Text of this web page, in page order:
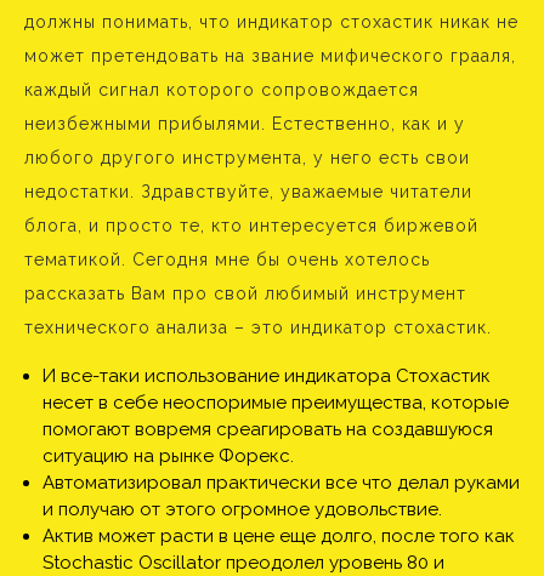
должны понимать, что индикатор стохастик никак не
может претендовать на звание мифического грааля,
каждый сигнал которого сопровождается
неизбежными прибылями. Естественно, как и у
любого другого инструмента, у него есть свои
недостатки. Здравствуйте, уважаемые читатели
блога, и просто те, кто интересуется биржевой
тематикой. Сегодня мне бы очень хотелось
рассказать Вам про свой любимый инструмент
технического анализа – это индикатор стохастик.
И все-таки использование индикатора Стохастик
несет в себе неоспоримые преимущества, которые
помогают вовремя среагировать на создавшуюся
ситуацию на рынке Форекс.
Автоматизировал практически все что делал руками
и получаю от этого огромное удовольствие.
Актив может расти в цене еще долго, после того как
Stochastic Oscillator преодолел уровень 80 и